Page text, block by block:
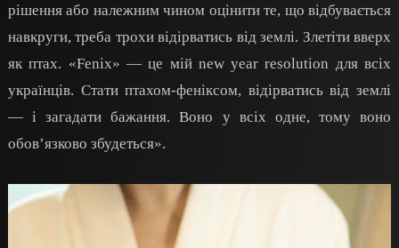
рішення або належним чином оцінити те, що відбувається
навкруги, треба трохи відірватись від землі. Злетіти вверх
як птах. «Fenix» — це мій new year resolution для всіх
українців. Стати птахом-феніксом, відірватись від землі
— і загадати бажання. Воно у всіх одне, тому воно
обов’язково збудеться».